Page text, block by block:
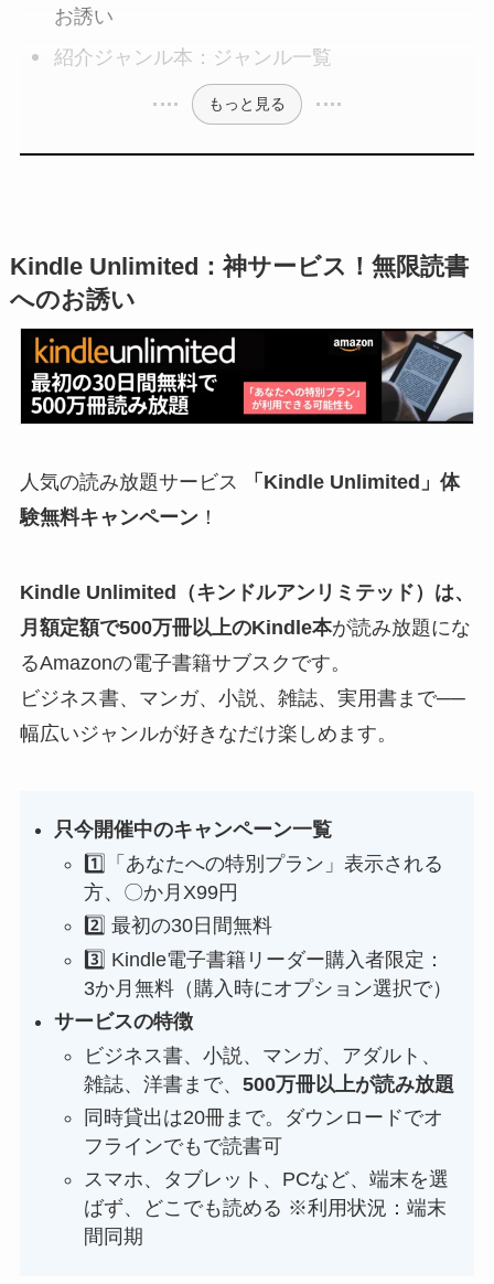
お誘い
紹介ジャンル本：ジャンル一覧
もっと見る
Kindle Unlimited：神サービス！無限読書
へのお誘い
人気の読み放題サービス
「Kindle Unlimited」体
験無料キャンペーン！
Kindle Unlimited（キンドルアンリミテッド） は、
月額定額で500万冊以上のKindle本が読み放題にな
るAmazonの電子書籍サブスクです。
ビジネス書、マンガ、小説、雑誌、実用書まで──
幅広いジャンルが好きなだけ楽しめます。
只今開催中のキャンペーン一覧
1️⃣「あなたへの特別プラン」表示される
方、〇か月X99円
2️⃣ 最初の30日間無料
3️⃣ Kindle電子書籍リーダー購入者限定：
3か月無料（購入時にオプション選択で）
サービスの特徴
ビジネス書、小説、マンガ、アダルト、
雑誌、洋書まで、500万冊以上が読み放題
同時貸出は20冊まで。ダウンロードでオ
フラインでもで読書可
スマホ、タブレット、PCなど、端末を選
ばず、どこでも読める ※利用状況：端末
間同期